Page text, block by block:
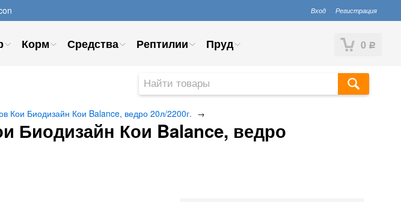
Вход Регистрация
0 Р
Корм Средства Рептилии Пруд
Кои Биодизайн Кои Balance, ведро 20л/2200г. →
Биодизайн Кои Balance, ведро